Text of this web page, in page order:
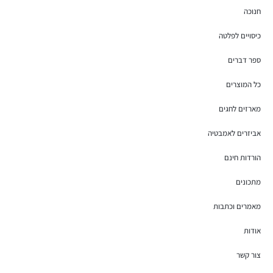
חנוכה
כיסויים לפלטה
ספר דברים
כל המוצרים
מארזים לחגים
אביזרים לאמבטיה
הורדות חינם
מתכונים
מאמרים וכתבות
אודות
צור קשר